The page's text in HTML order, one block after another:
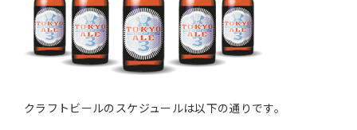
クラフトビールのスケジュールは以下の通りです。